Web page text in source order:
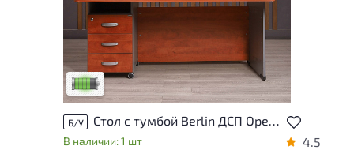
У товара присутствуют незначительные
следы эксплуатации, не влияющие на
удобство его использования
Низкая степень износа
Б/У Стол с тумбой Berlin ДСП Орех Россия
В наличии: 1 шт 4.5